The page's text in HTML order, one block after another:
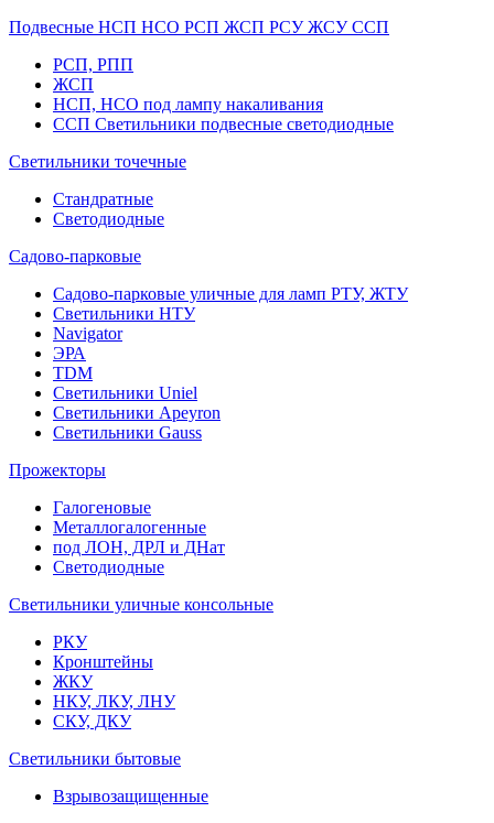
Подвесные НСП НСО РСП ЖСП РСУ ЖСУ ССП
РСП, РПП
ЖСП
НСП, НСО под лампу накаливания
ССП Светильники подвесные светодиодные
Светильники точечные
Стандратные
Светодиодные
Садово-парковые
Садово-парковые уличные для ламп РТУ, ЖТУ
Светильники НТУ
Navigator
ЭРА
TDM
Светильники Uniel
Светильники Apeyron
Светильники Gauss
Прожекторы
Галогеновые
Металлогалогенные
под ЛОН, ДРЛ и ДНат
Светодиодные
Светильники уличные консольные
РКУ
Кронштейны
ЖКУ
НКУ, ЛКУ, ЛНУ
СКУ, ДКУ
Светильники бытовые
Взрывозащищенные